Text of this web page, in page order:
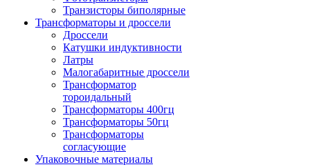
Транзисторы биполярные
Трансформаторы и дроссели
Дроссели
Катушки индуктивности
Латры
Малогабаритные дроссели
Трансформатор
тороидальный
Трансформаторы 400гц
Трансформаторы 50гц
Трансформаторы
согласующие
Упаковочные материалы